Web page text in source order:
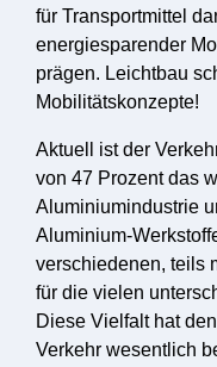
für Transportmittel
energiesparender
prägen. Leichtbau
Mobilitätskonzepte!
Aktuell ist der
von 47 Prozent das
Aluminiumindustrie
Aluminium-
verschiedenen, teils
für die vielen
Diese Vielfalt hat
Verkehr wesentlich